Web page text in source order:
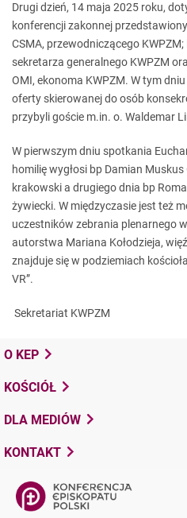
Drugi dzień, 14 maja 2025 roku,
konferencji zakonnej
CSMA, przewodniczącego
sekretarza generalnego KWPZM
OMI, ekonoma KWPZM. W tym
oferty skierowanej do osób
przybyli goście m.in. o. Waldemar
W pierwszym dniu spotkania
homilię wygłosi bp Damian
krakowski a drugiego dnia bp
żywiecki. W międzyczasie jest też
uczestników zebrania plenarnego
autorstwa Mariana Kołodzieja,
znajduje się w podziemiach
VR”.
Sekretariat KWPZM
O KEP
KOŚCIÓŁ
DLA MEDIÓW
KONTAKT